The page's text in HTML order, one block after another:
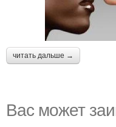
читать дальше →
Вас может